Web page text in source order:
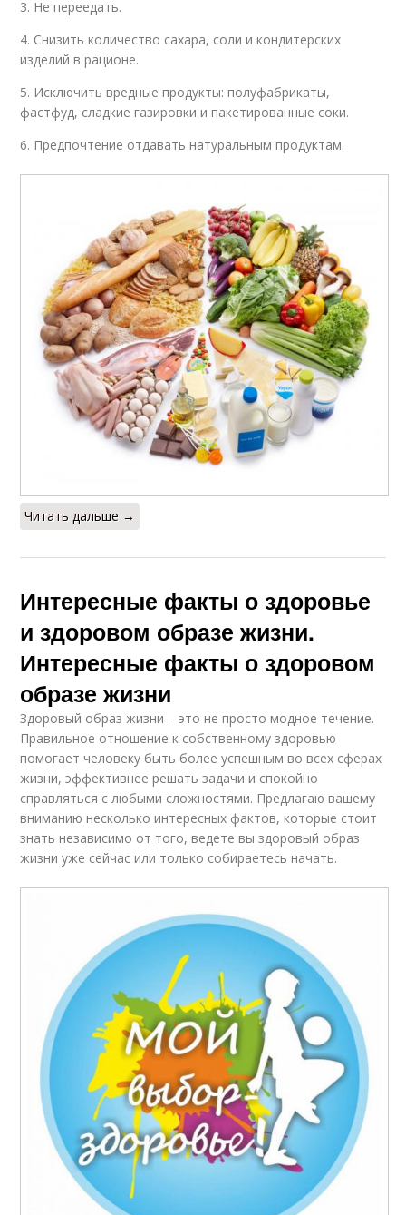
3. Не переедать.
4. Снизить количество сахара, соли и кондитерских
изделий в рационе.
5. Исключить вредные продукты: полуфабрикаты,
фастфуд, сладкие газировки и пакетированные соки.
6. Предпочтение отдавать натуральным продуктам.
Читать дальше →
Интересные факты о здоровье
и здоровом образе жизни.
Интересные факты о здоровом
образе жизни
Здоровый образ жизни – это не просто модное течение.
Правильное отношение к собственному здоровью
помогает человеку быть более успешным во всех сферах
жизни, эффективнее решать задачи и спокойно
справляться с любыми сложностями. Предлагаю вашему
вниманию несколько интересных фактов, которые стоит
знать независимо от того, ведете вы здоровый образ
жизни уже сейчас или только собираетесь начать.